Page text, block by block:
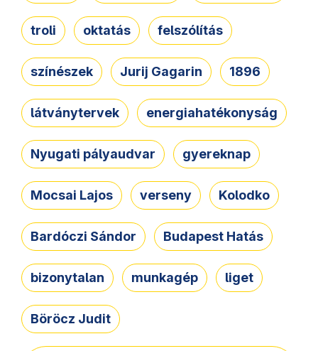
troli oktatás felszólítás
színészek Jurij Gagarin 1896
látványtervek energiahatékonyság
Nyugati pályaudvar gyereknap
Mocsai Lajos verseny Kolodko
Bardóczi Sándor Budapest Hatás
bizonytalan munkagép liget
Böröcz Judit